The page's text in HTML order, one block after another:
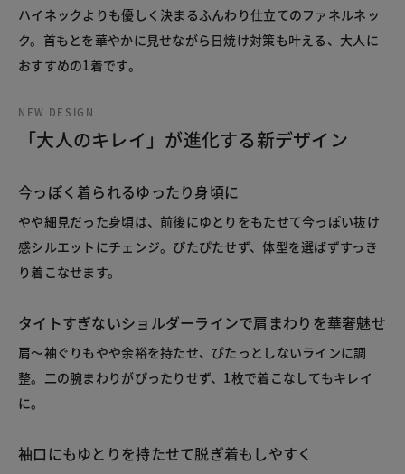
ハイネックよりも優しく決まるふんわり仕立てのファネルネッ
ク。首もとを華やかに見せながら日焼け対策も叶える、大人に
おすすめの1着です。
NEW DESIGN
「大人のキレイ」が進化する新デザイン
今っぽく着られるゆったり身頃に
やや細見だった身頃は、前後にゆとりをもたせて今っぽい抜け
感シルエットにチェンジ。ぴたぴたせず、体型を選ばずすっき
り着こなせます。
タイトすぎないショルダーラインで肩まわりを華奢魅せ
肩～袖ぐりもやや余裕を持たせ、ぴたっとしないラインに調
整。二の腕まわりがぴったりせず、1枚で着こなしてもキレイ
に。
袖口にもゆとりを持たせて脱ぎ着もしやすく